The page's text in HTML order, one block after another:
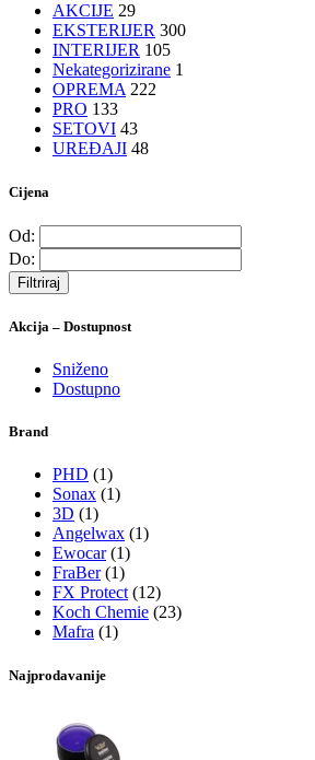
AKCIJE 29
EKSTERIJER 300
INTERIJER 105
Nekategorizirane 1
OPREMA 222
PRO 133
SETOVI 43
UREĐAJI 48
Cijena
Od:
Do:
Filtriraj
Akcija – Dostupnost
Sniženo
Dostupno
Brand
PHD (1)
Sonax (1)
3D (1)
Angelwax (1)
Ewocar (1)
FraBer (1)
FX Protect (12)
Koch Chemie (23)
Mafra (1)
Najprodavanije